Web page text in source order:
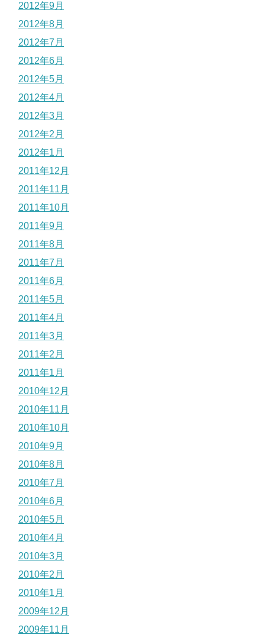
2012年9月
2012年8月
2012年7月
2012年6月
2012年5月
2012年4月
2012年3月
2012年2月
2012年1月
2011年12月
2011年11月
2011年10月
2011年9月
2011年8月
2011年7月
2011年6月
2011年5月
2011年4月
2011年3月
2011年2月
2011年1月
2010年12月
2010年11月
2010年10月
2010年9月
2010年8月
2010年7月
2010年6月
2010年5月
2010年4月
2010年3月
2010年2月
2010年1月
2009年12月
2009年11月